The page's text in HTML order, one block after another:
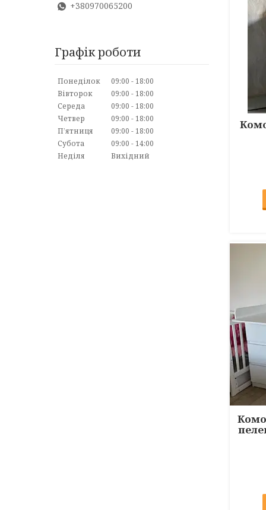
+380970065200
Графік роботи
Понеділок 09:00
18:00
Вівторок
09:00
18:00
Середа
09:00
18:00
Четвер
09:00
18:00
Пʼятниця
09:00
18:00
Субота
09:00
14:00
Неділя
Вихідний